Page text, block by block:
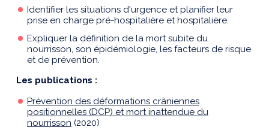
Identifier les situations d'urgence et planifier leur
prise en charge pré-hospitalière et hospitalière.
Expliquer la définition de la mort subite du
nourrisson, son épidémiologie, les facteurs de risque
et de prévention.
Les publications :
Prévention des déformations crâniennes
positionnelles (DCP) et mort inattendue du
nourrisson (2020)